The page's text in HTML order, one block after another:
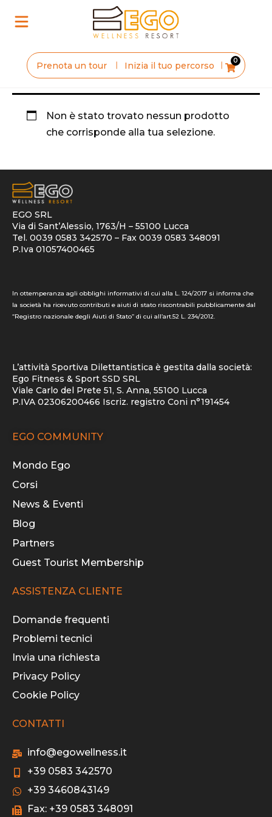
Prenota un tour Inizia il tuo percorso 0
Non è stato trovato nessun prodotto
che corrisponde alla tua selezione.
EGO SRL
Via di Sant’Alessio, 1763/H – 55100 Lucca
Tel. 0039 0583 342570 – Fax 0039 0583 348091
P.Iva 01057400465
In ottemperanza agli obblighi informativi di cui alla L. 124/2017 si informa che
la società ha ricevuto contributi e aiuti di stato riscontrabili pubblicamente dal
“Registro nazionale degli Aiuti di Stato” di cui all’art.52 L. 234/2012.
L’attività Sportiva Dilettantistica è gestita dalla società:
Ego Fitness & Sport SSD SRL
Viale Carlo del Prete 51, S. Anna, 55100 Lucca
P.IVA 02306200466 Iscriz. registro Coni n°191454
EGO COMMUNITY
Mondo Ego
Corsi
News & Eventi
Blog
Partners
Guest Tourist Membership
ASSISTENZA CLIENTE
Domande frequenti
Problemi tecnici
Invia una richiesta
Privacy Policy
Cookie Policy
CONTATTI
info@egowellness.it
+39 0583 342570
+39 3460843149
Fax: +39 0583 348091